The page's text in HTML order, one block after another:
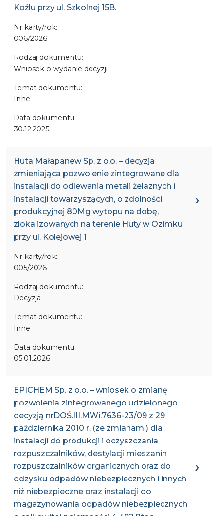
Koźlu przy ul. Szkolnej 15B.
Nr karty/rok:
006/2026
Rodzaj dokumentu:
Wniosek o wydanie decyzji
Temat dokumentu:
Inne
Data dokumentu:
30.12.2025
Huta Małapanew Sp. z o.o. – decyzja
zmieniająca pozwolenie zintegrowane dla
instalacji do odlewania metali żelaznych i
instalacji towarzyszących, o zdolności
produkcyjnej 80Mg wytopu na dobę,
zlokalizowanych na terenie Huty w Ozimku
przy ul. Kolejowej 1
Nr karty/rok:
005/2026
Rodzaj dokumentu:
Decyzja
Temat dokumentu:
Inne
Data dokumentu:
05.01.2026
EPICHEM Sp. z o.o. – wniosek o zmianę
pozwolenia zintegrowanego udzielonego
decyzją nrDOŚ.III.MWi.7636-23/09 z 29
października 2010 r. (ze zmianami) dla
instalacji do produkcji i oczyszczania
rozpuszczalników, destylacji mieszanin
rozpuszczalników organicznych oraz do
odzysku odpadów niebezpiecznych i innych
niż niebezpieczne oraz instalacji do
magazynowania odpadów niebezpiecznych